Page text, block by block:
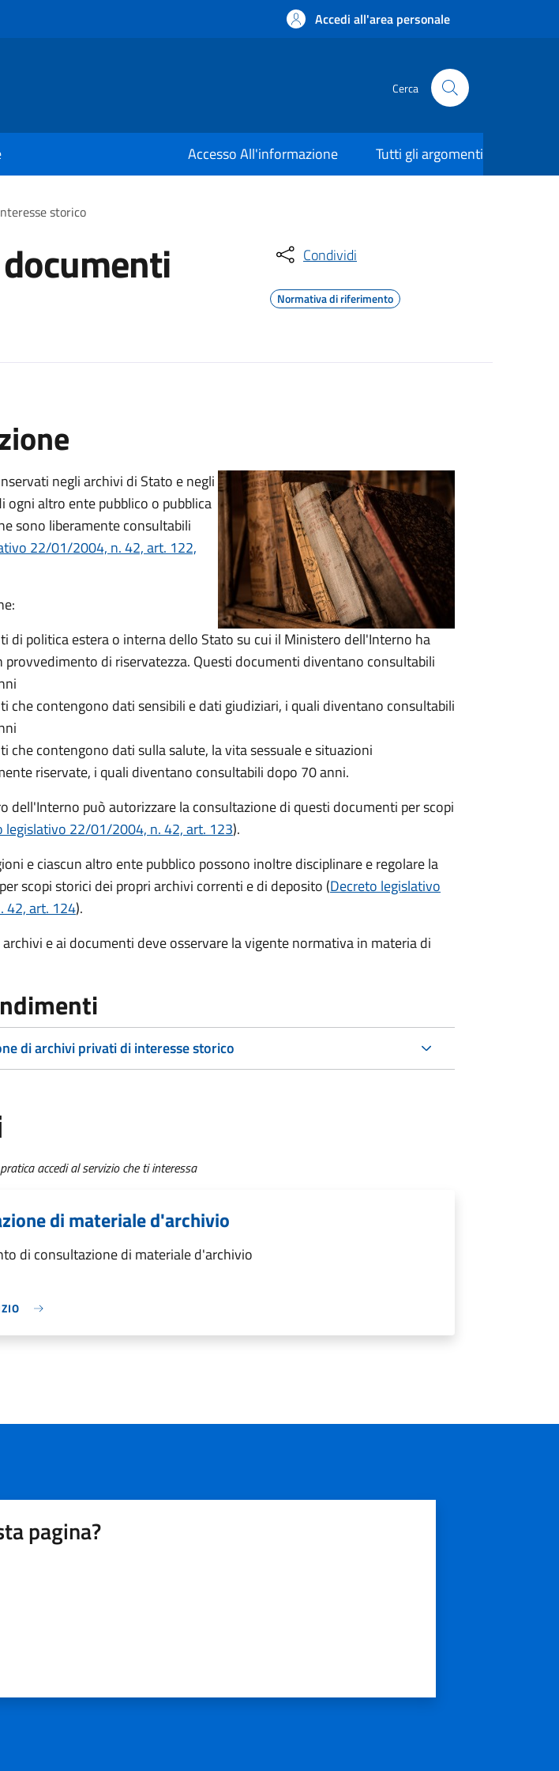
Accedi all'area personale
Cerca
Accesso All'informazione Tutti gli argomenti
storico
Condividi
Normativa di riferimento
negli archivi di Stato e negli
ogni altro ente pubblico o pubblica
sono liberamente consultabili
22/01/2004, n. 42, art. 122,
di politica estera o interna dello Stato su cui il Ministero dell'Interno ha
provvedimento di riservatezza. Questi documenti diventano consultabili
che contengono dati sensibili e dati giudiziari, i quali diventano consultabili
che contengono dati sulla salute, la vita sessuale e situazioni
riservate, i quali diventano consultabili dopo 70 anni.
dell'Interno può autorizzare la consultazione di questi documenti per scopi
legislativo 22/01/2004, n. 42, art. 123).
e ciascun altro ente pubblico possono inoltre disciplinare e regolare la
scopi storici dei propri archivi correnti e di deposito (Decreto legislativo
42, art. 124).
archivi e ai documenti deve osservare la vigente normativa in materia di
di archivi privati di interesse storico
accedi al servizio che ti interessa
di materiale d'archivio
di consultazione di materiale d'archivio
pagina?